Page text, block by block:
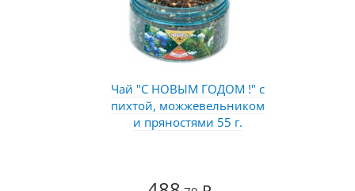
Чай "С НОВЫМ ГОДОМ !" с
пихтой, можжевельником
и пряностями 55 г.